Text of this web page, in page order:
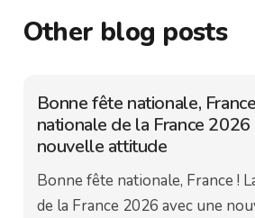
Other blog posts
Bonne fête nationale,
nationale de la France 2026
nouvelle attitude
Bonne fête nationale, France !
de la France 2026 avec une